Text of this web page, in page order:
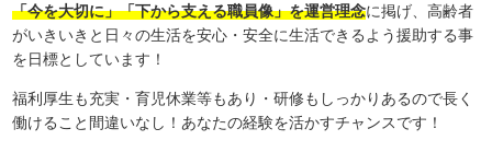
「今を大切に」「下から支える職員像」を運営理念に掲げ、高齢者
がいきいきと日々の生活を安心・安全に生活できるよう援助する事
を日標としています！
福利厚生も充実・育児休業等もあり・研修もしっかりあるので長く
働けること間違いなし！あなたの経験を活かすチャンスです！